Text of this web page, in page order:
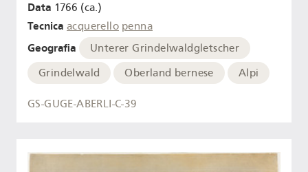
Data 1766 (ca.)
Tecnica acquerello penna
Geografia
Unterer Grindelwaldgletscher
Grindelwald
Oberland bernese Alpi
GS-GUGE-ABERLI-C-39